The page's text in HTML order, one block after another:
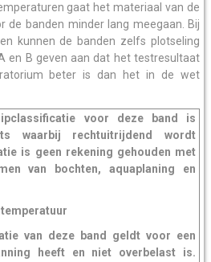
gaat het materiaal van de
de banden minder lang meegaan. Bij
kunnen de banden zelfs plotseling
en B geven aan dat het testresultaat
beter is dan het in de wet
voor deze band is
waarbij rechtuitrijdend wordt
is geen rekening gehouden met
van bochten, aquaplaning en
van deze band geldt voor een
heeft en niet overbelast is.